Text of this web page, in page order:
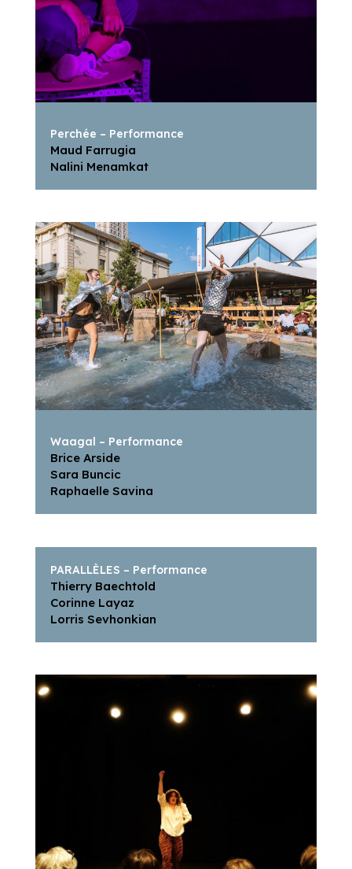
Perchée – Performance
Maud Farrugia
Nalini Menamkat
Waagal – Performance
Brice Arside
Sara Buncic
Raphaelle Savina
PARALLÈLES – Performance
Thierry Baechtold
Corinne Layaz
Lorris Sevhonkian